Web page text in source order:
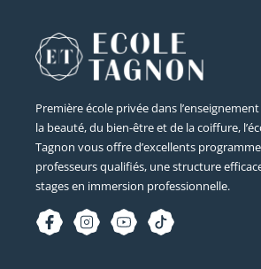
Première école privée dans
la beauté, du bien-être et de la coiffure,
Tagnon vous offre d’excellents
professeurs qualifiés, une structure
stages en immersion professionnelle.